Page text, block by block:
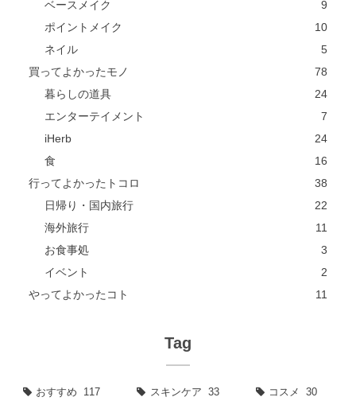
ベースメイク
9
ポイントメイク
10
ネイル
5
買ってよかったモノ
78
暮らしの道具
24
エンターテイメント
7
iHerb
24
食
16
行ってよかったトコロ
38
日帰り・国内旅行
22
海外旅行
11
お食事処
3
イベント
2
やってよかったコト
11
Tag
おすすめ 117 スキンケア 33 コスメ 30